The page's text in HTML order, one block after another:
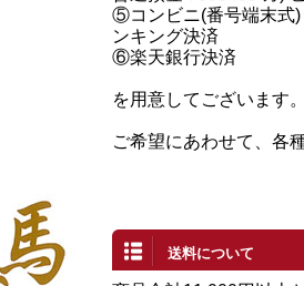
⑤コンビニ(番号端末式)
ンキング決済
⑥楽天銀行決済
を用意してございます
ご希望にあわせて、各
送料について